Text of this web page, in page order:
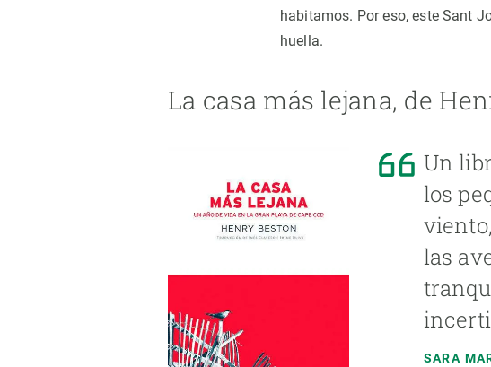
habitamos. Por eso, este Sant
huella.
La casa más lejana, de
Un
los
las
SARA